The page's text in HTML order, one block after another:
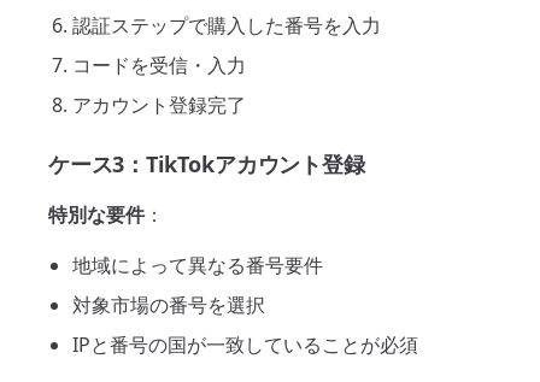
認証ステップで購入した番号を入力
コードを受信・入力
アカウント登録完了
ケース3：TikTokアカウント登録
特別な要件：
地域によって異なる番号要件
対象市場の番号を選択
IPと番号の国が一致していることが必須